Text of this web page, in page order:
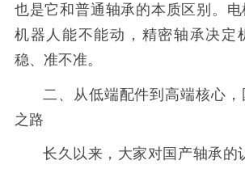
也是它和普通轴承的本质区别。
机器人能不能动，精密轴承决定
稳、准不准。
二、从低端配件到高端核心
之路
长久以来，大家对国产轴承的